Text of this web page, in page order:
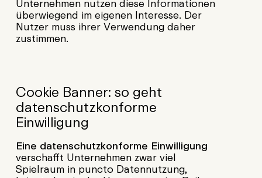
Unternehmen nutzen diese Informationen
überwiegend im eigenen Interesse. Der
Nutzer muss ihrer Verwendung daher
zustimmen.
Cookie Banner: so geht
datenschutzkonforme
Einwilligung
Eine datenschutzkonforme Einwilligung
verschafft Unternehmen zwar viel
Spielraum in puncto Datennutzung,